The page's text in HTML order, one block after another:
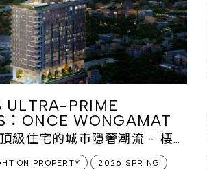
ULTRA-PRIME
：ONCE WONGAMAT
級住宅的城市隱奢潮流 - 棲居
地標
ON PROPERTY 2026 SPRING